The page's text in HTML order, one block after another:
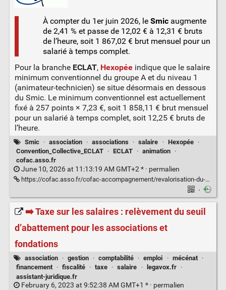
À compter du 1er juin 2026, le Smicaugmente
de 2,41 % et passe de 12,02 € à 12,31 € bruts
de l’heure, soit 1 867,02 € brut mensuel pour un
salarié à temps complet.
Pour la branche ECLAT, Hexopéeindique que le salaire
minimum conventionnel du groupe A et du niveau 1
(animateur-technicien) se situe désormais en dessous
du Smic. Le minimum conventionnel est actuellement
fixé à 257 points × 7,23 €, soit 1 858,11 € brut mensuel
pour un salarié à temps complet, soit 12,25 € bruts de
l’heure.
Smic · association · associations · salaire · Hexopée
·
Convention_Collective_ECLAT
· ECLAT · animation ·
cofac.asso.fr
June 10, 2026 at 11:13:19 AM GMT+2 * · permalien
https://cofac.asso.fr/cofac-accompagnement/revalorisation-du-smic-au-1er-juin-2026-quelles-consequences-pour-les-associations-employeuses-de-la-branche-eclat/
·
➡️ Taxe sur les salaires : relèvement du seuil
d’abattement pour les associations et
fondations
association · gestion · comptabilité · emploi · mécénat
·
financement
· fiscalité · taxe · salaire · legavox.fr
·
assistant-juridique.fr
February 6, 2023 at 9:52:38 AM GMT+1 * · permalien